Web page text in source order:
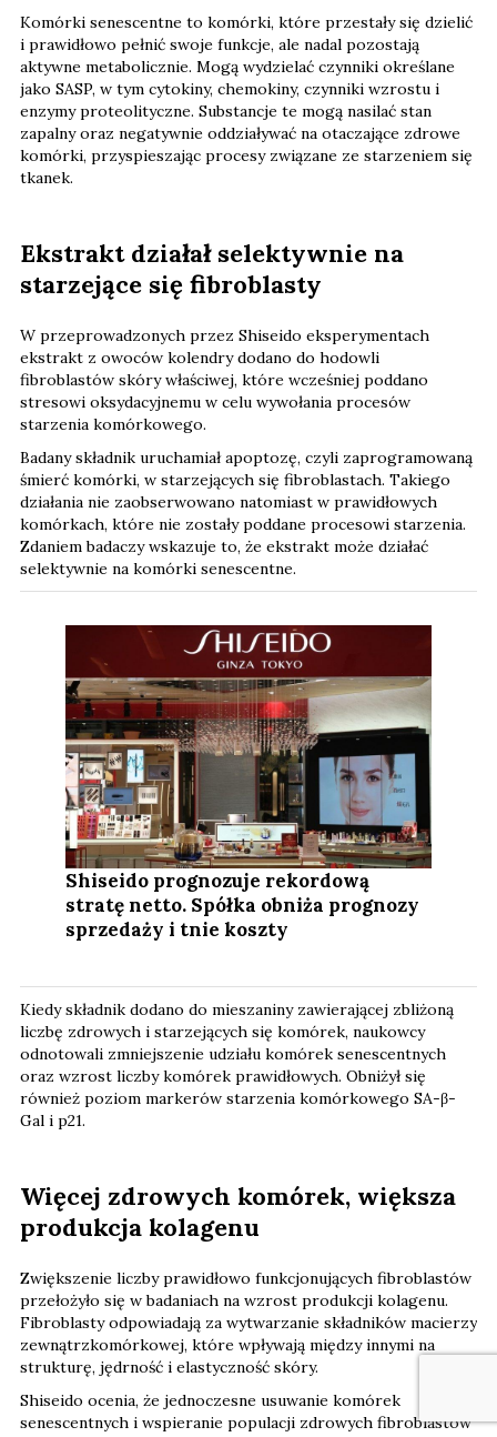
Komórki senescentne to komórki, które przestały się dzielić
i prawidłowo pełnić swoje funkcje, ale nadal pozostają
aktywne metabolicznie. Mogą wydzielać czynniki określane
jako SASP, w tym cytokiny, chemokiny, czynniki wzrostu i
enzymy proteolityczne. Substancje te mogą nasilać stan
zapalny oraz negatywnie oddziaływać na otaczające zdrowe
komórki, przyspieszając procesy związane ze starzeniem się
tkanek.
Ekstrakt działał selektywnie na
starzejące się fibroblasty
W przeprowadzonych przez Shiseido eksperymentach
ekstrakt z owoców kolendry dodano do hodowli
fibroblastów skóry właściwej, które wcześniej poddano
stresowi oksydacyjnemu w celu wywołania procesów
starzenia komórkowego.
Badany składnik uruchamiał apoptozę, czyli zaprogramowaną
śmierć komórki, w starzejących się fibroblastach. Takiego
działania nie zaobserwowano natomiast w prawidłowych
komórkach, które nie zostały poddane procesowi starzenia.
Zdaniem badaczy wskazuje to, że ekstrakt może działać
selektywnie na komórki senescentne.
Shiseido prognozuje rekordową
stratę netto. Spółka obniża prognozy
sprzedaży i tnie koszty
Kiedy składnik dodano do mieszaniny zawierającej zbliżoną
liczbę zdrowych i starzejących się komórek, naukowcy
odnotowali zmniejszenie udziału komórek senescentnych
oraz wzrost liczby komórek prawidłowych. Obniżył się
również poziom markerów starzenia komórkowego SA-β-
Gal i p21.
Więcej zdrowych komórek, większa
produkcja kolagenu
Zwiększenie liczby prawidłowo funkcjonujących fibroblastów
przełożyło się w badaniach na wzrost produkcji kolagenu.
Fibroblasty odpowiadają za wytwarzanie składników macierzy
zewnątrzkomórkowej, które wpływają między innymi na
strukturę, jędrność i elastyczność skóry.
Shiseido ocenia, że jednoczesne usuwanie komórek
senescentnych i wspieranie populacji zdrowych fibroblastów